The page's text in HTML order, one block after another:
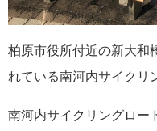
柏原市役所付近の新大和
れている南河内サイクリ
南河内サイクリングロー